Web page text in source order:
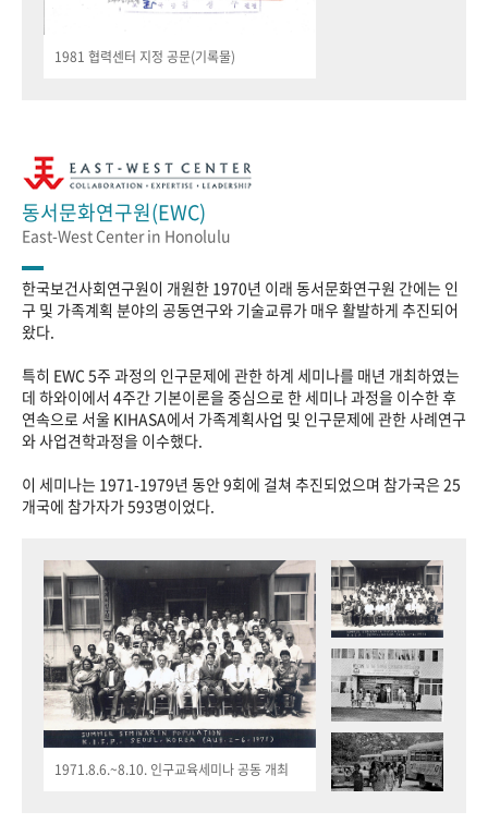
1981 협력센터 지정 공문(기록물)
동서문화연구원(EWC)
East-West Center in Honolulu
한국보건사회연구원이 개원한 1970년 이래 동서문화연구원 간에는 인
구 및 가족계획 분야의 공동연구와 기술교류가 매우 활발하게 추진되어
왔다.
특히 EWC 5주 과정의 인구문제에 관한 하계 세미나를 매년 개최하였는
데 하와이에서 4주간 기본이론을 중심으로 한 세미나 과정을 이수한 후
연속으로 서울 KIHASA에서 가족계획사업 및 인구문제에 관한 사례연구
와 사업견학과정을 이수했다.
이 세미나는 1971-1979년 동안 9회에 걸쳐 추진되었으며 참가국은 25
개국에 참가자가 593명이었다.
1971.8.6.~8.10. 인구교육세미나 공동 개최